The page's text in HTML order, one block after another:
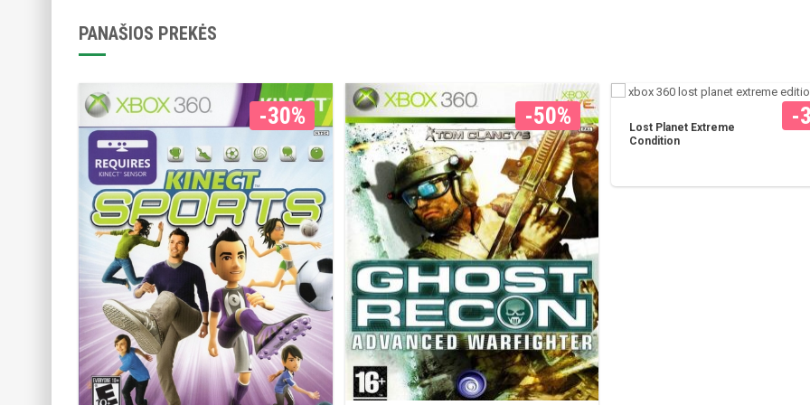
PANAŠIOS PREKĖS
-30% -50% -
Lost Planet Extreme
Condition